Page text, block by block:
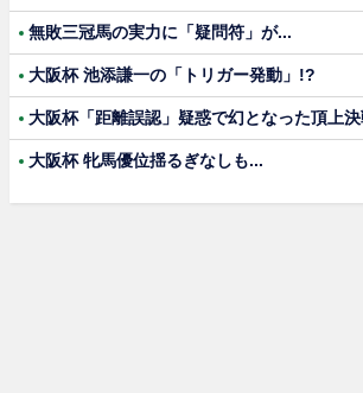
無敗三冠馬の実力に「疑問符」が...
大阪杯 池添謙一の「トリガー発動」!?
大阪杯「距離誤認」疑惑で幻となった頂上決
大阪杯 牝馬優位揺るぎなしも...